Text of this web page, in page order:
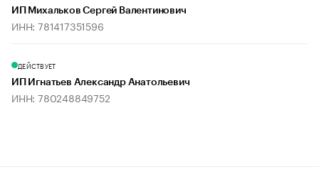
ИП Михальков Сергей Валентинович
ИНН: 781417351596
ДЕЙСТВУЕТ
ИП Игнатьев Александр Анатольевич
ИНН: 780248849752